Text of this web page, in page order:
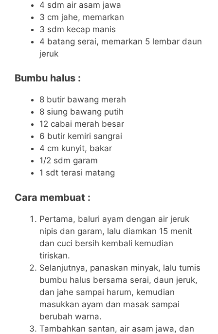
4 sdm air asam jawa
3 cm jahe, memarkan
3 sdm kecap manis
4 batang serai, memarkan 5 lembar daun
jeruk
Bumbu halus :
8 butir bawang merah
8 siung bawang putih
12 cabai merah besar
6 butir kemiri sangrai
4 cm kunyit, bakar
1/2 sdm garam
1 sdt terasi matang
Cara membuat :
Pertama, baluri ayam dengan air jeruk
nipis dan garam, lalu diamkan 15 menit
dan cuci bersih kembali kemudian
tiriskan.
Selanjutnya, panaskan minyak, lalu tumis
bumbu halus bersama serai, daun jeruk,
dan jahe sampai harum, kemudian
masukkan ayam dan masak sampai
berubah warna.
Tambahkan santan, air asam jawa, dan